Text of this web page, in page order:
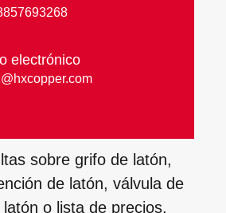
electrónico
sobre grifo de latón,
de latón, válvula de
o lista de precios,